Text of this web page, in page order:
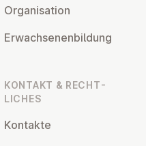
Or­gan­isa­tion
Er­wach­sen­en­bildung
KONTAKT & RECHT­
LICHES
Kontakte